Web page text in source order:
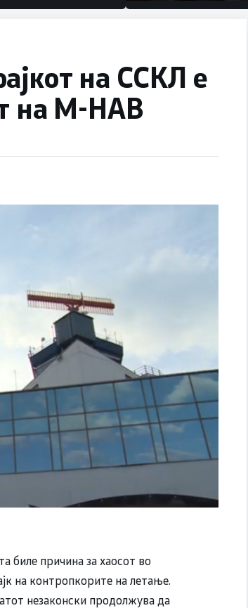
половина тунел во
на ССКЛ е
на М-НАВ
биле причина за хаосот во
на контропкорите на летање.
незаконски продолжува да